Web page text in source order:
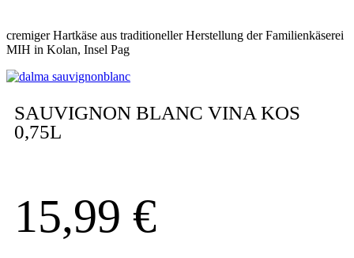
cremiger Hartkäse aus traditioneller Herstellung der Familienkäserei
MIH in Kolan, Insel Pag
SAUVIGNON BLANC VINA KOS
0,75L
15,99 €